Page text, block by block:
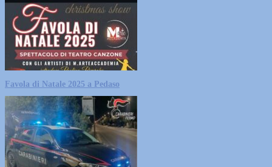
Favola di Natale 2025 a Pedaso